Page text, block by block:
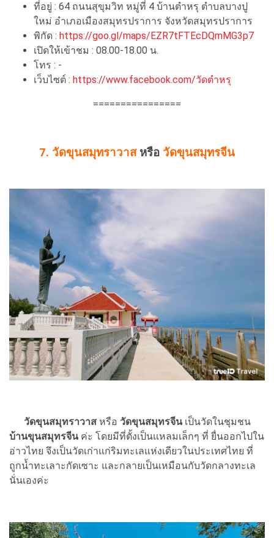
ที่อยู่ : 64 ถนนสุขุมวิท หมู่ที่ 4 บ้านตำหรุ ตำบลบางปู
ใหม่ อำเภอเมืองสมุทรปราการ จังหวัดสมุทรปราการ
พิกัด : https://goo.gl/maps/EZR7tFTEcDQmMG3p7
เปิดให้เข้าชม : 08.00-18.00 น.
โทร : -
เว็บไซต์ : https://www.facebook.com/วัดตำหรุ
================
7. วัดขุนสมุทราวาสหรือ วัดขุนสมุทรจีน
วัดขุนสมุทราวาส หรือ วัดขุนสมุทรจีนเป็นวัดในชุมชน
บ้านขุนสมุทรจีนค่ะ โดยมีที่ตั้งเป็นแหลมเล็กๆ ที่ ยื่นออกไปใน
อ่าวไทย จึงเป็นวัดเก่าแก่ริมทะเลแห่งเดียวในประเทศไทย ที่
ถูกน้ำทะเลาะกัดเซาะ และกลายเป็นเหมือนกับวัดกลางทะเล
นั่นเองค่ะ